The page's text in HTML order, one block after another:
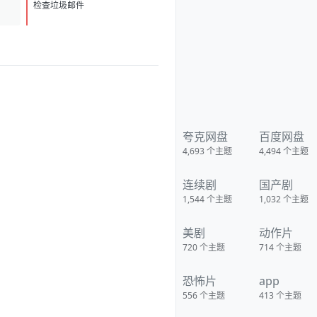
D
夸克网盘
4,693个主题
百度网盘
4,494个主题
连续剧
1,544个主题
国产剧
1,032个主题
美剧
720个主题
动作片
714个主题
恐怖片
556个主题
app
413个主题